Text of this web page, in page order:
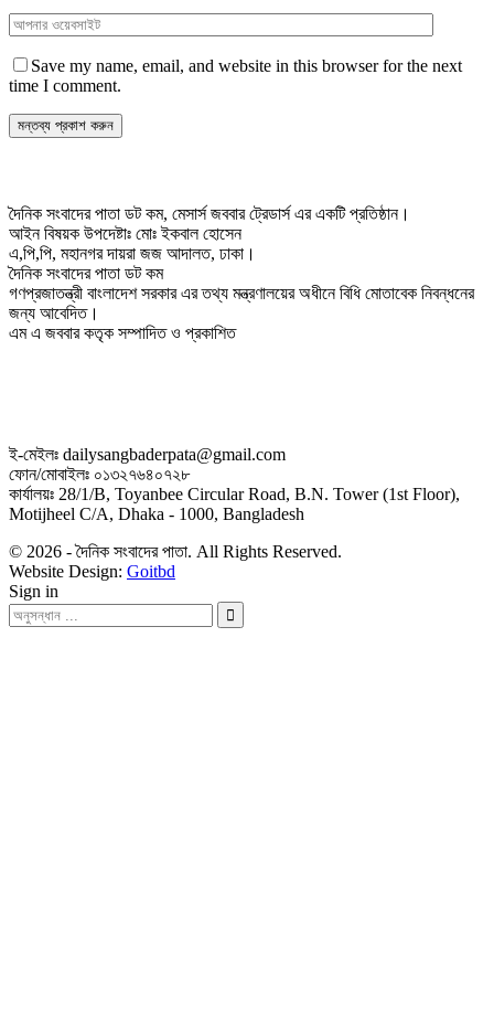
Save my name, email, and website in this browser for the next
time I comment.
দৈনিক সংবাদের পাতা ডট কম, মেসার্স জববার ট্রেডার্স এর একটি প্রতিষ্ঠান।
আইন বিষয়ক উপদেষ্টাঃ মোঃ ইকবাল হোসেন
এ,পি,পি, মহানগর দায়রা জজ আদালত, ঢাকা।
দৈনিক সংবাদের পাতা ডট কম
গণপ্রজাতন্ত্রী বাংলাদেশ সরকার এর তথ্য মন্ত্রণালয়ের অধীনে বিধি মোতাবেক নিবন্ধনের
জন্য আবেদিত।
এম এ জববার কতৃক সম্পাদিত ও প্রকাশিত
ই-মেইলঃ dailysangbaderpata@gmail.com
ফোন/মোবাইলঃ ০১৩২৭৬৪০৭২৮
কার্যালয়ঃ 28/1/B, Toyanbee Circular Road, B.N. Tower (1st Floor),
Motijheel C/A, Dhaka - 1000, Bangladesh
© 2026 - দৈনিক সংবাদের পাতা. All Rights Reserved.
Website Design: Goitbd
Sign in